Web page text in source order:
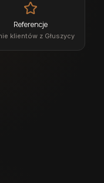
Referencje
klientów z Głuszycy